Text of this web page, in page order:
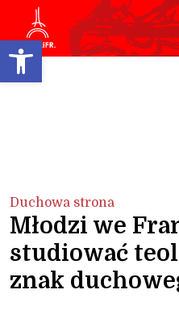
Open toolbar
Duchowa strona
Młodzi we
studiować
znak